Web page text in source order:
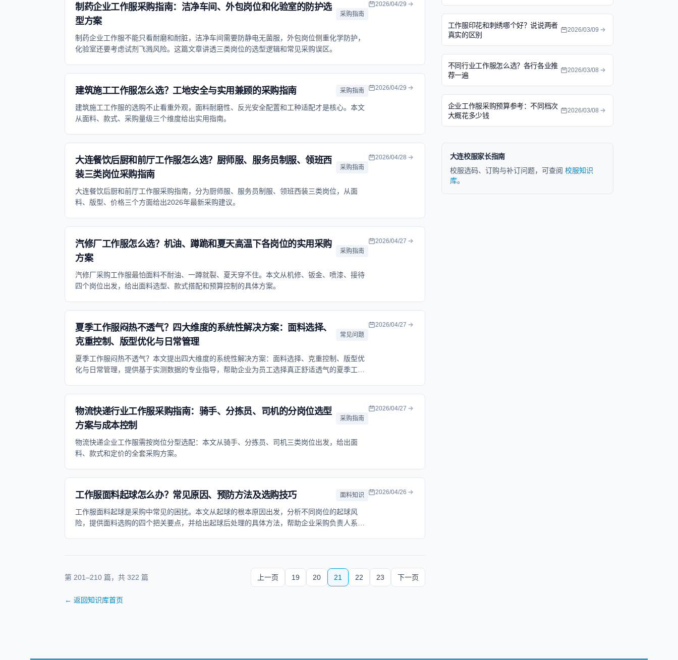
制药企业工作服采购指南：洁净车间、外包岗位和化验室的防护选
型方案
采购指南
制药企业工作服不能只看耐磨和耐脏，洁净车间需要防静电无菌服，外包岗位侧重化学防护，
化验室还要考虑试剂飞溅风险。这篇文章讲透三类岗位的选型逻辑和常见采购误区。
2026/04/29
建筑施工工作服怎么选？工地安全与实用兼顾的采购指南 采购指南
建筑施工工作服的选购不止看重外观，面料耐磨性、反光安全配置和工种适配才是核心。本文
从面料、款式、采购量级三个维度给出实用指南。
2026/04/29
大连餐饮后厨和前厅工作服怎么选？厨师服、服务员制服、领班西
装三类岗位采购指南
采购指南
大连餐饮后厨和前厅工作服采购指南，分为厨师服、服务员制服、领班西装三类岗位，从面
料、版型、价格三个方面给出2026年最新采购建议。
2026/04/28
汽修厂工作服怎么选？机油、蹲跪和夏天高温下各岗位的实用采购
方案
采购指南
汽修厂采购工作服最怕面料不耐油、一蹲就裂、夏天穿不住。本文从机修、钣金、喷漆、接待
四个岗位出发，给出面料选型、款式搭配和预算控制的具体方案。
2026/04/27
夏季工作服闷热不透气？四大维度的系统性解决方案：面料选择、
克重控制、版型优化与日常管理
常见问题
夏季工作服闷热不透气？本文提出四大维度的系统性解决方案：面料选择、克重控制、版型优
化与日常管理，提供基于实测数据的专业指导，帮助企业为员工选择真正舒适透气的夏季工作
2026/04/27
物流快递行业工作服采购指南：骑手、分拣员、司机的分岗位选型
方案与成本控制
采购指南
物流快递企业工作服需按岗位分型选配：本文从骑手、分拣员、司机三类岗位出发，给出面
料、款式和定价的全套采购方案。
2026/04/27
工作服面料起球怎么办？常见原因、预防方法及选购技巧 面料知识
工作服面料起球是采购中常见的困扰。本文从起球的根本原因出发，分析不同岗位的起球风
险，提供面料选购的四个把关要点，并给出起球后处理的具体方法，帮助企业采购负责人系统
2026/04/26
第 201–210 篇，共 322 篇 上一页 19 20 21 22 23 下一页
← 返回知识库首页
工作服印花和刺绣哪个好？说说两者
真实的区别
2026/03/09
不同行业工作服怎么选？各行各业推
荐一遍
2026/03/08
企业工作服采购预算参考：不同档次
大概花多少钱
2026/03/08
大连校服家长指南
校服选码、订购与补订问题，可查阅 校服知识
库。